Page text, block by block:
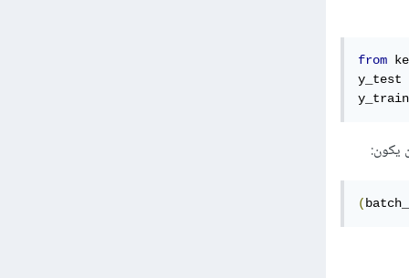
from
y_test
y_train
(